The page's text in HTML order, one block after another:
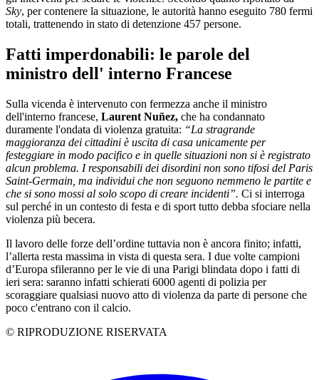
Sky, per contenere la situazione, le autorità hanno eseguito 780 fermi
totali, trattenendo in stato di detenzione 457 persone.
Fatti imperdonabili: le parole del
ministro dell' interno Francese
Sulla vicenda è intervenuto con fermezza anche il ministro
dell'interno francese, Laurent Nuñez, che ha condannato
duramente l'ondata di violenza gratuita: “La stragrande
maggioranza dei cittadini è uscita di casa unicamente per
festeggiare in modo pacifico e in quelle situazioni non si è registrato
alcun problema. I responsabili dei disordini non sono tifosi del Paris
Saint-Germain, ma individui che non seguono nemmeno le partite e
che si sono mossi al solo scopo di creare incidenti”. Ci si interroga
sul perché in un contesto di festa e di sport tutto debba sfociare nella
violenza più becera.
Il lavoro delle forze dell’ordine tuttavia non è ancora finito; infatti,
l’allerta resta massima in vista di questa sera. I due volte campioni
d’Europa sfileranno per le vie di una Parigi blindata dopo i fatti di
ieri sera: saranno infatti schierati 6000 agenti di polizia per
scoraggiare qualsiasi nuovo atto di violenza da parte di persone che
poco c'entrano con il calcio.
© RIPRODUZIONE RISERVATA